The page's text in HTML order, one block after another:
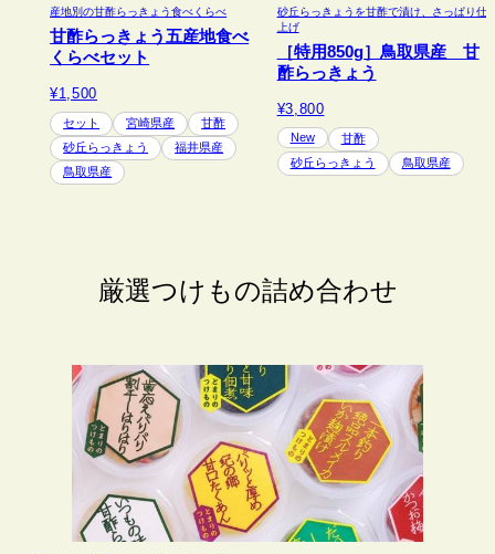
産地別の甘酢らっきょう食べくらべ
甘酢らっきょう五産地食べ
くらべセット
¥1,500
セット 宮崎県産
甘酢
砂丘らっきょう
福井県産
鳥取県産
砂丘らっきょうを甘酢で漬け、さっぱり仕
上げ
［特用850g］鳥取県産 甘
酢らっきょう
¥3,800
New
甘酢
砂丘らっきょう
鳥取県産
厳選つけもの詰め合わせ